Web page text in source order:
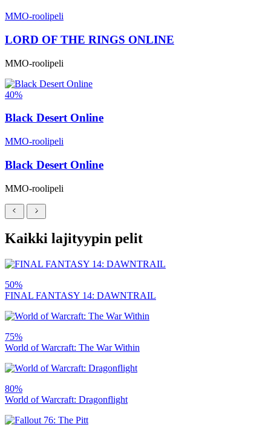
MMO-roolipeli
LORD OF THE RINGS ONLINE
MMO-roolipeli
40%
Black Desert Online
MMO-roolipeli
Black Desert Online
MMO-roolipeli
Kaikki lajityypin pelit
50%
FINAL FANTASY 14: DAWNTRAIL
75%
World of Warcraft: The War Within
80%
World of Warcraft: Dragonflight